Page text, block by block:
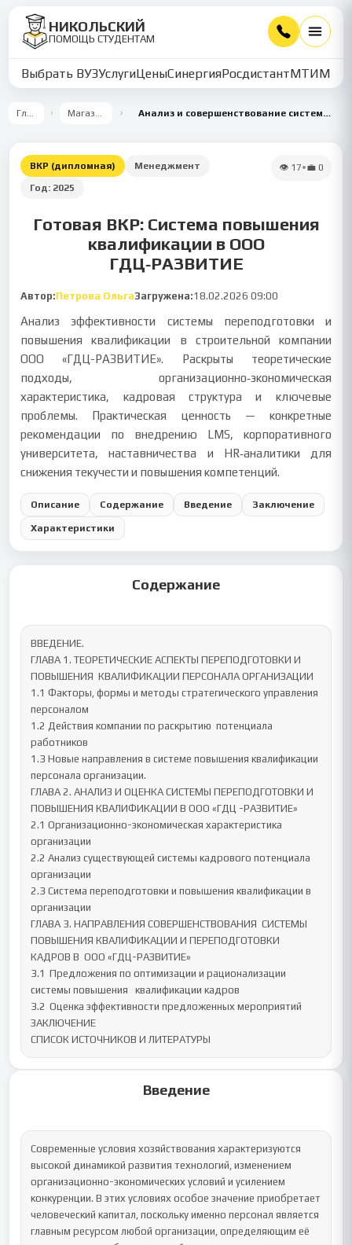
НИКОЛЬСКИЙ
ПОМОЩЬ СТУДЕНТАМ
Выбрать ВУЗУслугиЦеныСинергияРосдистантМТИММУ
Главная Магазин работ Анализ и совершенствование системы переподготовки и повышения квалификации персонала в ООО «ГДЦ-РАЗВИТИЕ»
ВКР (дипломная)
Менеджмент
Год: 2025
👁 17•💼 0
Готовая ВКР: Система повышения
квалификации в ООО
ГДЦ‑РАЗВИТИЕ
Автор:Петрова ОльгаЗагружена:18.02.2026 09:00
Анализ эффективности системы переподготовки и
повышения квалификации в строительной компании
ООО «ГДЦ-РАЗВИТИЕ». Раскрыты теоретические
подходы, организационно‑экономическая
характеристика, кадровая структура и ключевые
проблемы. Практическая ценность — конкретные
рекомендации по внедрению LMS, корпоративного
университета, наставничества и HR‑аналитики для
снижения текучести и повышения компетенций.
Описание Содержание Введение Заключение
Характеристики
Содержание
ВВЕДЕНИЕ.
ГЛАВА 1. ТЕОРЕТИЧЕСКИЕ АСПЕКТЫ ПЕРЕПОДГОТОВКИ И
ПОВЫШЕНИЯ  КВАЛИФИКАЦИИ ПЕРСОНАЛА ОРГАНИЗАЦИИ
1.1 Факторы, формы и методы стратегического управления
персоналом
1.2 Действия компании по раскрытию  потенциала
работников
1.3 Новые направления в системе повышения квалификации
персонала организации.
ГЛАВА 2. АНАЛИЗ И ОЦЕНКА СИСТЕМЫ ПЕРЕПОДГОТОВКИ И
ПОВЫШЕНИЯ КВАЛИФИКАЦИИ В ООО «ГДЦ -РАЗВИТИЕ»
2.1 Организационно-экономическая характеристика
организации
2.2 Анализ существующей системы кадрового потенциала
организации
2.3 Система переподготовки и повышения квалификации в
организации
ГЛАВА 3. НАПРАВЛЕНИЯ СОВЕРШЕНСТВОВАНИЯ  СИСТЕМЫ
ПОВЫШЕНИЯ КВАЛИФИКАЦИИ И ПЕРЕПОДГОТОВКИ
КАДРОВ В  ООО «ГДЦ-РАЗВИТИЕ»
3.1	Предложения по оптимизации и рационализации
системы повышения   квалификации кадров
3.2	Оценка эффективности предложенных мероприятий
ЗАКЛЮЧЕНИЕ
СПИСОК ИСТОЧНИКОВ И ЛИТЕРАТУРЫ
Введение
Современные условия хозяйствования характеризуются
высокой динамикой развития технологий, изменением
организационно-экономических условий и усилением
конкуренции. В этих условиях особое значение приобретает
человеческий капитал, поскольку именно персонал является
главным ресурсом любой организации, определяющим её